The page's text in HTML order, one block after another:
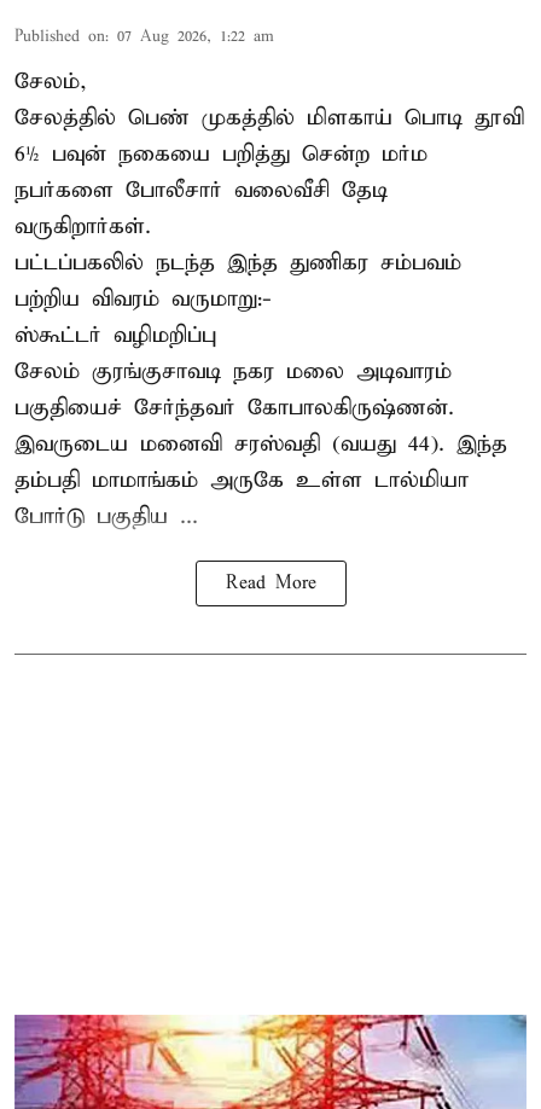
Published on: 07 Aug 2026, 1:22 am
சேலம்,
சேலத்தில் பெண் முகத்தில் மிளகாய் பொடி தூவி
6½ பவுன் நகையை பறித்து சென்ற மர்ம
நபர்களை போலீசார் வலைவீசி தேடி
வருகிறார்கள்.
பட்டப்பகலில் நடந்த இந்த துணிகர சம்பவம்
பற்றிய விவரம் வருமாறு:-
ஸ்கூட்டர் வழிமறிப்பு
சேலம் குரங்குசாவடி நகர மலை அடிவாரம்
பகுதியைச் சேர்ந்தவர் கோபாலகிருஷ்ணன்.
இவருடைய மனைவி சரஸ்வதி (வயது 44). இந்த
தம்பதி மாமாங்கம் அருகே உள்ள டால்மியா
போர்டு பகுதிய ...
Read More